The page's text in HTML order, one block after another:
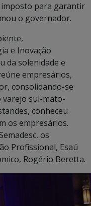
para garantir
o governador.
e Inovação
da solenidade e
empresários,
consolidando-se
varejo sul-mato-
conheceu
os empresários.
os
Profissional, Esaú
Rogério Beretta.